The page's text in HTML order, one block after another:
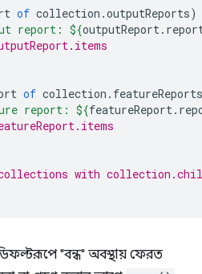
of collection .outputReports)
report: ${outputReport.
of collection . featureReports
report: ${featureReport.
with
"বন্ধ" অবস্থায় ফেরত